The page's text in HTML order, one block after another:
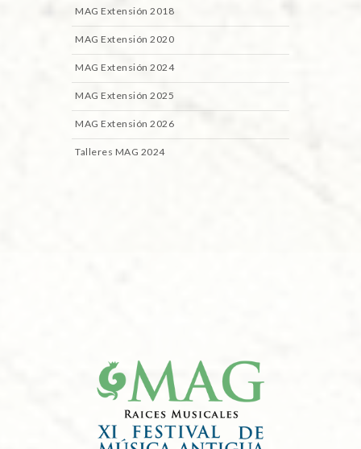
MAG Extensión 2018
MAG Extensión 2020
MAG Extensión 2024
MAG Extensión 2025
MAG Extensión 2026
Talleres MAG 2024